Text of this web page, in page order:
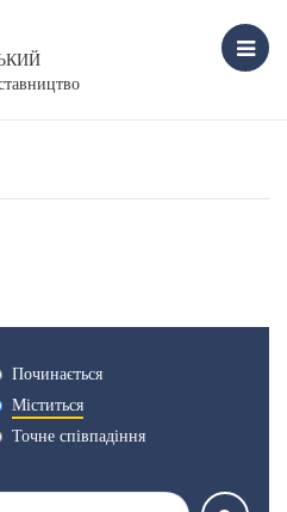
Починається
Міститься
Точне співпадіння